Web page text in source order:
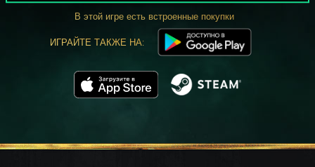
В этой игре есть встроенные покупки
ИГРАЙТЕ ТАКЖЕ НА: